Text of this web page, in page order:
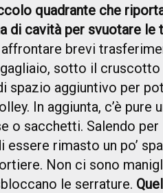
quadrante che
di cavità per svuotare le
affrontare brevi
sotto il
spazio aggiuntivo per
In aggiunta, c’è pure
o sacchetti. Salendo
essere rimasto un po’
Non ci sono
le serrature.